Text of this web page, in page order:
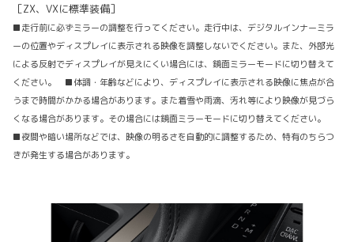
［ZX、VXに標準装備］
■走行前に必ずミラーの調整を行ってください。走行中は、デジタルインナーミラ
ーの位置やディスプレイに表示される映像を調整しないでください。また、外部光
による反射でディスプレイが見えにくい場合には、鏡面ミラーモードに切り替えて
ください。 ■体調・年齢などにより、ディスプレイに表示される映像に焦点が合
うまで時間がかかる場合があります。また着雪や雨滴、汚れ等により映像が見づら
くなる場合があります。その場合には鏡面ミラーモードに切り替えてください。
■夜間や暗い場所などでは、映像の明るさを自動的に調整するため、特有のちらつ
きが発生する場合があります。